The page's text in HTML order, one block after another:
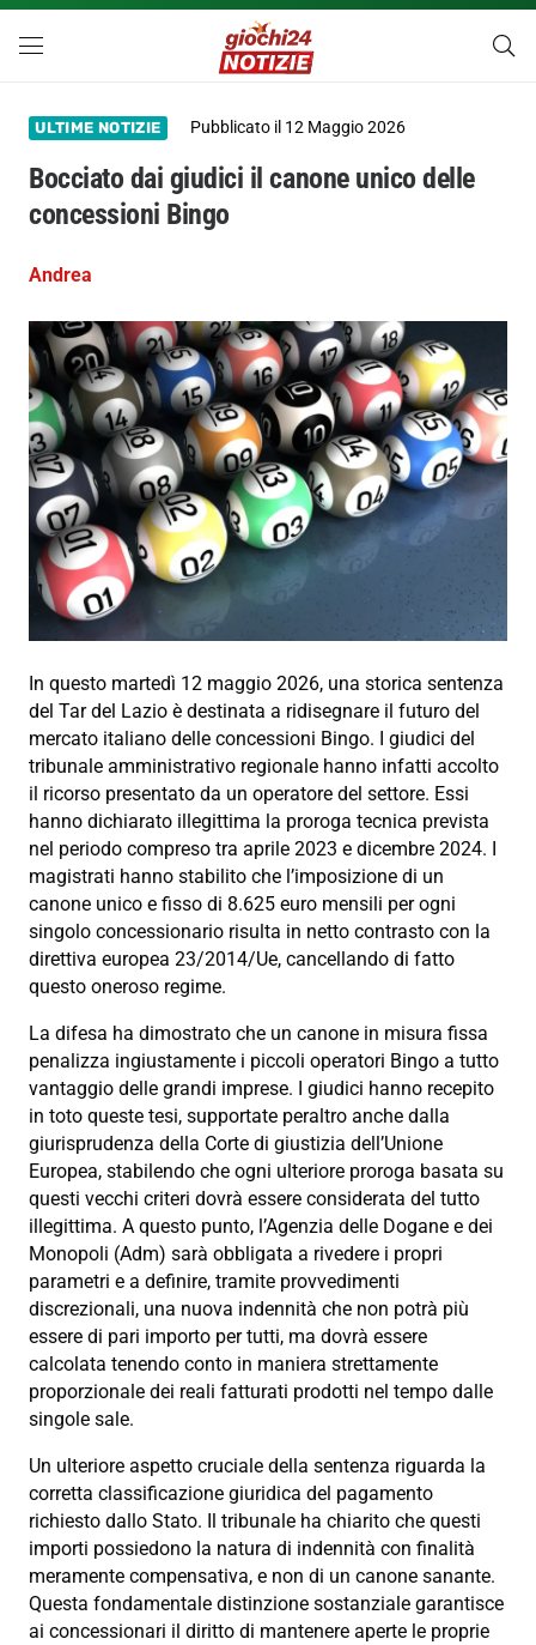
ULTIME NOTIZIE Pubblicato il 12 Maggio 2026
Bocciato dai giudici il canone unico delle
concessioni Bingo
Andrea
In questo martedì 12 maggio 2026, una storica sentenza
del Tar del Lazio è destinata a ridisegnare il futuro del
mercato italiano delle concessioni Bingo. I giudici del
tribunale amministrativo regionale hanno infatti accolto
il ricorso presentato da un operatore del settore. Essi
hanno dichiarato illegittima la proroga tecnica prevista
nel periodo compreso tra aprile 2023 e dicembre 2024. I
magistrati hanno stabilito che l’imposizione di un
canone unico e fisso di 8.625 euro mensili per ogni
singolo concessionario risulta in netto contrasto con la
direttiva europea 23/2014/Ue, cancellando di fatto
questo oneroso regime.
La difesa ha dimostrato che un canone in misura fissa
penalizza ingiustamente i piccoli operatori Bingo a tutto
vantaggio delle grandi imprese. I giudici hanno recepito
in toto queste tesi, supportate peraltro anche dalla
giurisprudenza della Corte di giustizia dell’Unione
Europea, stabilendo che ogni ulteriore proroga basata su
questi vecchi criteri dovrà essere considerata del tutto
illegittima. A questo punto, l’Agenzia delle Dogane e dei
Monopoli (Adm) sarà obbligata a rivedere i propri
parametri e a definire, tramite provvedimenti
discrezionali, una nuova indennità che non potrà più
essere di pari importo per tutti, ma dovrà essere
calcolata tenendo conto in maniera strettamente
proporzionale dei reali fatturati prodotti nel tempo dalle
singole sale.
Un ulteriore aspetto cruciale della sentenza riguarda la
corretta classificazione giuridica del pagamento
richiesto dallo Stato. Il tribunale ha chiarito che questi
importi possiedono la natura di indennità con finalità
meramente compensativa, e non di un canone sanante.
Questa fondamentale distinzione sostanziale garantisce
ai concessionari il diritto di mantenere aperte le proprie